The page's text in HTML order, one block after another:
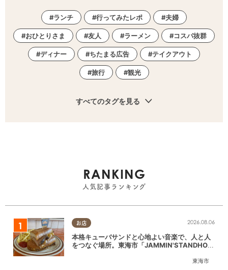
ランチ 行ってみたレポ 夫婦
おひとりさま 友人 ラーメン コスパ抜群
ディナー ちたまる広告 テイクアウト
旅行 観光
すべてのタグを見る
RANKING
人気記事ランキング
お店
東海市
2026.08.06
本格キューバサンドと心地よい音楽で、人と人
をつなぐ場所。東海市「JAMMIN'STANDHOU